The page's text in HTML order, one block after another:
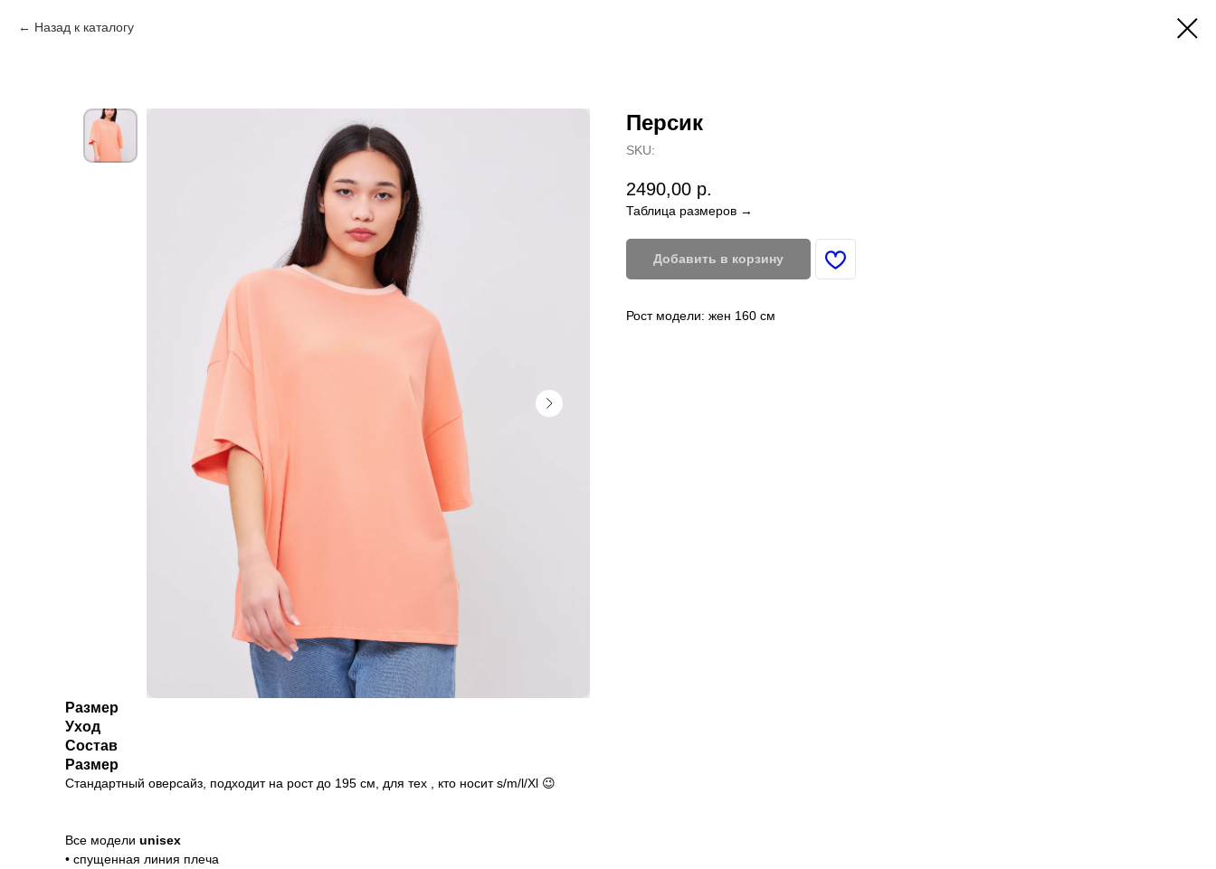
Назад к каталогу
Персик
SKU:
2490,00 р.
Таблица размеров →
Добавить в корзину
Рост модели: жен 160 см
Размер
Уход
Состав
Размер
Стандартный оверсайз, подходит на рост до 195 см, для тех , кто носит s/m/l/Xl 😉
Все модели unisex
• спущенная линия плеча